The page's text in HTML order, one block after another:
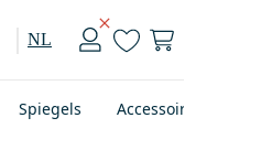
NL
Spiegels Accessoires